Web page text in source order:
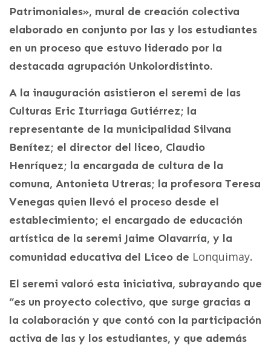
Patrimoniales», mural de creación colectiva
elaborado en conjunto por las y los estudiantes
en un proceso que estuvo liderado por la
destacada agrupación Unkolordistinto.
A la inauguración asistieron el seremi de las
Culturas Eric Iturriaga Gutiérrez; la
representante de la municipalidad Silvana
Benítez; el director del liceo, Claudio
Henríquez; la encargada de cultura de la
comuna, Antonieta Utreras; la profesora Teresa
Venegas quien llevó el proceso desde el
establecimiento; el encargado de educación
artística de la seremi Jaime Olavarría, y la
comunidad educativa del Liceo de Lonquimay.
El seremi valoró esta iniciativa, subrayando que
“es un proyecto colectivo, que surge gracias a
la colaboración y que contó con la participación
activa de las y los estudiantes, y que además